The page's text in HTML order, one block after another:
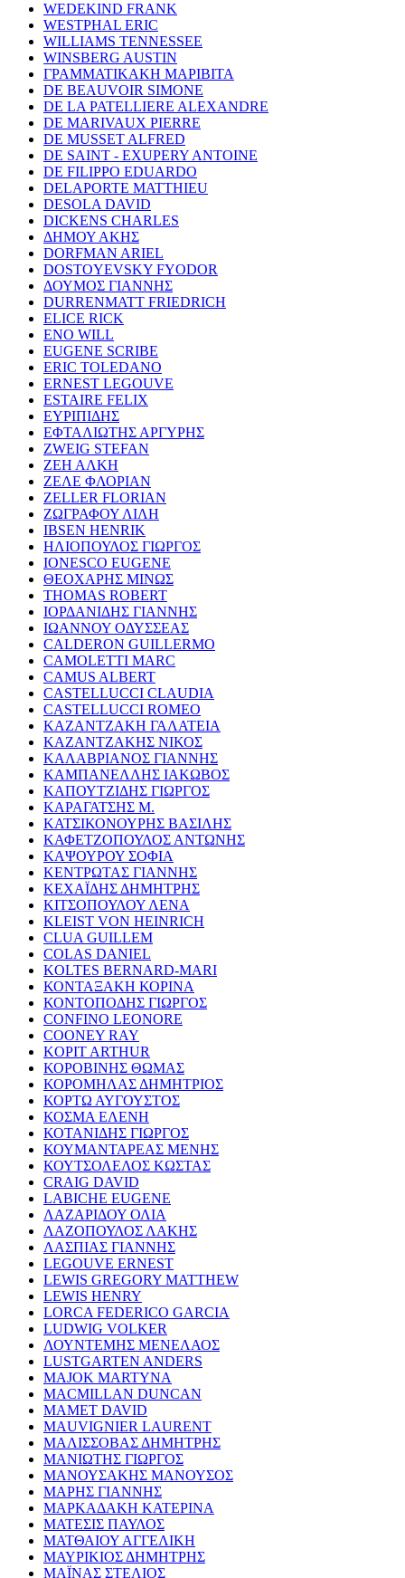
WEDEKIND FRANK
WESTPHAL ERIC
WILLIAMS TENNESSEE
WINSBERG AUSTIN
ΓΡΑΜΜΑΤΙΚΑΚΗ ΜΑΡΙΒΙΤΑ
DE BEAUVOIR SIMONE
DE LA PATELLIERE ALEXANDRE
DE MARIVAUX PIERRE
DE MUSSET ALFRED
DE SAINT - EXUPERY ANTOINE
DE FILIPPO EDUARDO
DELAPORTE MATTHIEU
DESOLA DAVID
DICKENS CHARLES
ΔΗΜΟΥ ΑΚΗΣ
DORFMAN ARIEL
DOSTOYEVSKY FYODOR
ΔΟΥΜΟΣ ΓΙΑΝΝΗΣ
DURRENMATT FRIEDRICH
ELICE RICK
ENO WILL
EUGENE SCRIBE
ERIC TOLEDANO
ERNEST LEGOUVE
ESTAIRE FELIX
ΕΥΡΙΠΙΔΗΣ
ΕΦΤΑΛΙΩΤΗΣ ΑΡΓΥΡΗΣ
ZWEIG STEFAN
ΖΕΗ ΑΛΚΗ
ΖΕΛΕ ΦΛΟΡΙΑΝ
ZELLER FLORIAN
ΖΩΓΡΑΦΟΥ ΛΙΛΗ
IBSEN HENRIK
ΗΛΙΟΠΟΥΛΟΣ ΓΙΩΡΓΟΣ
IONESCO EUGENE
ΘΕΟΧΑΡΗΣ ΜΙΝΩΣ
THOMAS ROBERT
ΙΟΡΔΑΝΙΔΗΣ ΓΙΑΝΝΗΣ
ΙΩΑΝΝΟΥ ΟΔΥΣΣΕΑΣ
CALDERON GUILLERMO
CAMOLETTI MARC
CAMUS ALBERT
CASTELLUCCI CLAUDIA
CASTELLUCCI ROMEO
ΚΑΖΑΝΤΖΑΚΗ ΓΑΛΑΤΕΙΑ
ΚΑΖΑΝΤΖΑΚΗΣ ΝΙΚΟΣ
ΚΑΛΑΒΡΙΑΝΟΣ ΓΙΑΝΝΗΣ
ΚΑΜΠΑΝΕΛΛΗΣ ΙΑΚΩΒΟΣ
ΚΑΠΟΥΤΖΙΔΗΣ ΓΙΩΡΓΟΣ
ΚΑΡΑΓΑΤΣΗΣ Μ.
ΚΑΤΣΙΚΟΝΟΥΡΗΣ ΒΑΣΙΛΗΣ
ΚΑΦΕΤΖΟΠΟΥΛΟΣ ΑΝΤΩΝΗΣ
ΚΑΨΟΥΡΟΥ ΣΟΦΙΑ
ΚΕΝΤΡΩΤΑΣ ΓΙΑΝΝΗΣ
ΚΕΧΑΪΔΗΣ ΔΗΜΗΤΡΗΣ
ΚΙΤΣΟΠΟΥΛΟΥ ΛΕΝΑ
KLEIST VON HEINRICH
CLUA GUILLEM
COLAS DANIEL
KOLTES BERNARD-MARI
ΚΟΝΤΑΞΑΚΗ ΚΟΡΙΝΑ
ΚΟΝΤΟΠΟΔΗΣ ΓΙΩΡΓΟΣ
CONFINO LEONORE
COONEY RAY
KOPIT ARTHUR
ΚΟΡΟΒΙΝΗΣ ΘΩΜΑΣ
ΚΟΡΟΜΗΛΑΣ ΔΗΜΗΤΡΙΟΣ
ΚΟΡΤΩ ΑΥΓΟΥΣΤΟΣ
ΚΟΣΜΑ ΕΛΕΝΗ
ΚΟΤΑΝΙΔΗΣ ΓΙΩΡΓΟΣ
ΚΟΥΜΑΝΤΑΡΕΑΣ ΜΕΝΗΣ
ΚΟΥΤΣΟΛΕΛΟΣ ΚΩΣΤΑΣ
CRAIG DAVID
LABICHE EUGENE
ΛΑΖΑΡΙΔΟΥ ΟΛΙΑ
ΛΑΖΟΠΟΥΛΟΣ ΛΑΚΗΣ
ΛΑΣΠΙΑΣ ΓΙΑΝΝΗΣ
LEGOUVE ERNEST
LEWIS GREGORY MATTHEW
LEWIS HENRY
LORCA FEDERICO GARCIA
LUDWIG VOLKER
ΛΟΥΝΤΕΜΗΣ ΜΕΝΕΛΑΟΣ
LUSTGARTEN ANDERS
MAJOK MARTYNA
MACMILLAN DUNCAN
MAMET DAVID
MAUVIGNIER LAURENT
ΜΑΛΙΣΣΟΒΑΣ ΔΗΜΗΤΡΗΣ
ΜΑΝΙΩΤΗΣ ΓΙΩΡΓΟΣ
ΜΑΝΟΥΣΑΚΗΣ ΜΑΝΟΥΣΟΣ
ΜΑΡΗΣ ΓΙΑΝΝΗΣ
ΜΑΡΚΑΔΑΚΗ ΚΑΤΕΡΙΝΑ
ΜΑΤΕΣΙΣ ΠΑΥΛΟΣ
ΜΑΤΘΑΙΟΥ ΑΓΓΕΛΙΚΗ
ΜΑΥΡΙΚΙΟΣ ΔΗΜΗΤΡΗΣ
ΜΑΪΝΑΣ ΣΤΕΛΙΟΣ